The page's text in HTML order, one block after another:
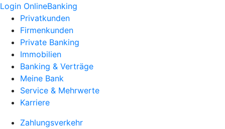
Login OnlineBanking
Privatkunden
Firmenkunden
Private Banking
Immobilien
Banking & Verträge
Meine Bank
Service & Mehrwerte
Karriere
Zahlungsverkehr